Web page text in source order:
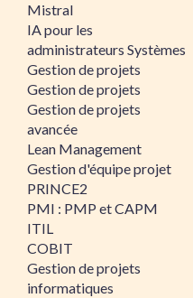
Mistral
IA pour les
administrateurs Systèmes
Gestion de projets
Gestion de projets
Gestion de projets
avancée
Lean Management
Gestion d'équipe projet
PRINCE2
PMI : PMP et CAPM
ITIL
COBIT
Gestion de projets
informatiques